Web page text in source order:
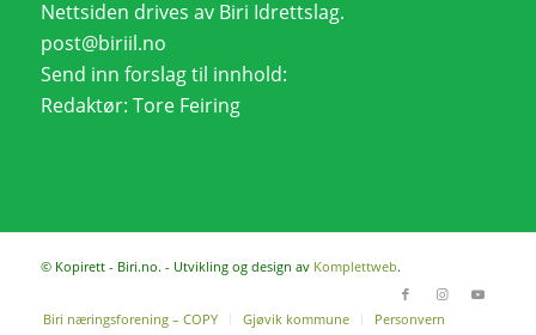
Nettsiden drives av Biri Idrettslag.
post@biriil.no
Send inn forslag til innhold:
Redaktør: Tore Feiring
© Kopirett - Biri.no. - Utvikling og design av Komplettweb.
Biri næringsforening – COPY Gjøvik kommune Personvern